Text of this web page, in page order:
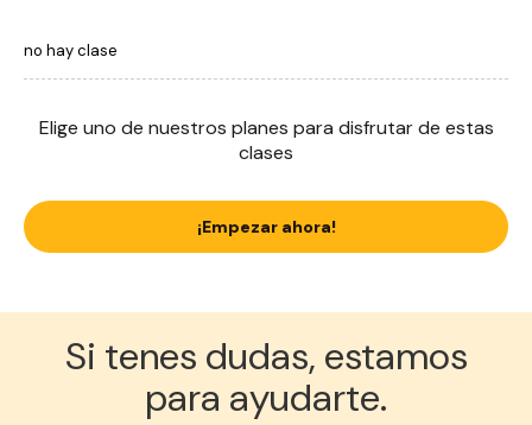
no hay clase
Elige uno de nuestros planes para disfrutar de estas
clases
¡Empezar ahora!
Si tenes dudas, estamos
para ayudarte.